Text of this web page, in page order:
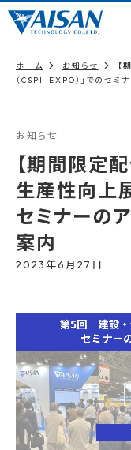
ホーム お知らせ
【
（CSPI-EXPO）」でのセミ
お知らせ
【期間限定
生産性向上
セミナーの
案内
2023年6月27日